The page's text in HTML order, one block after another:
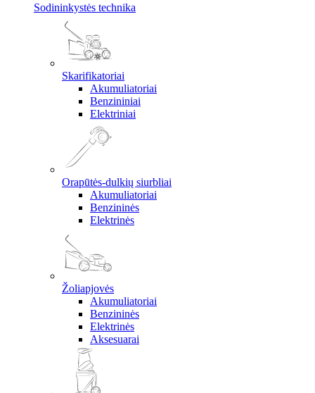
Sodininkystės technika
Skarifikatoriai
Akumuliatoriai
Benzininiai
Elektriniai
Orapūtės-dulkių siurbliai
Akumuliatoriai
Benzininės
Elektrinės
Žoliapjovės
Akumuliatoriai
Benzininės
Elektrinės
Aksesuarai